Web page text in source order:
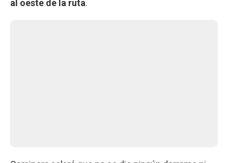
al oeste de la ruta.